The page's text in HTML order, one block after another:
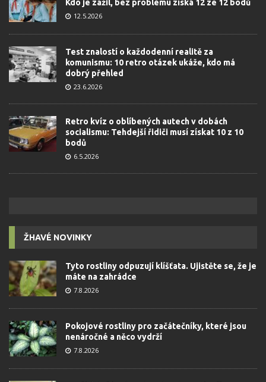
Kdo je zažil, bez problému získá 12 ze 12 bodů
12.5.2026
Test znalostí o každodenní realitě za
komunismu: 10 retro otázek ukáže, kdo má
dobrý přehled
23.6.2026
Retro kvíz o oblíbených autech v dobách
socialismu: Tehdejší řidiči musí získat 10 z 10
bodů
6.5.2026
ŽHAVÉ NOVINKY
Tyto rostliny odpuzují klíšťata. Ujistěte se, že je
máte na zahrádce
7.8.2026
Pokojové rostliny pro začátečníky, které jsou
nenáročné a něco vydrží
7.8.2026